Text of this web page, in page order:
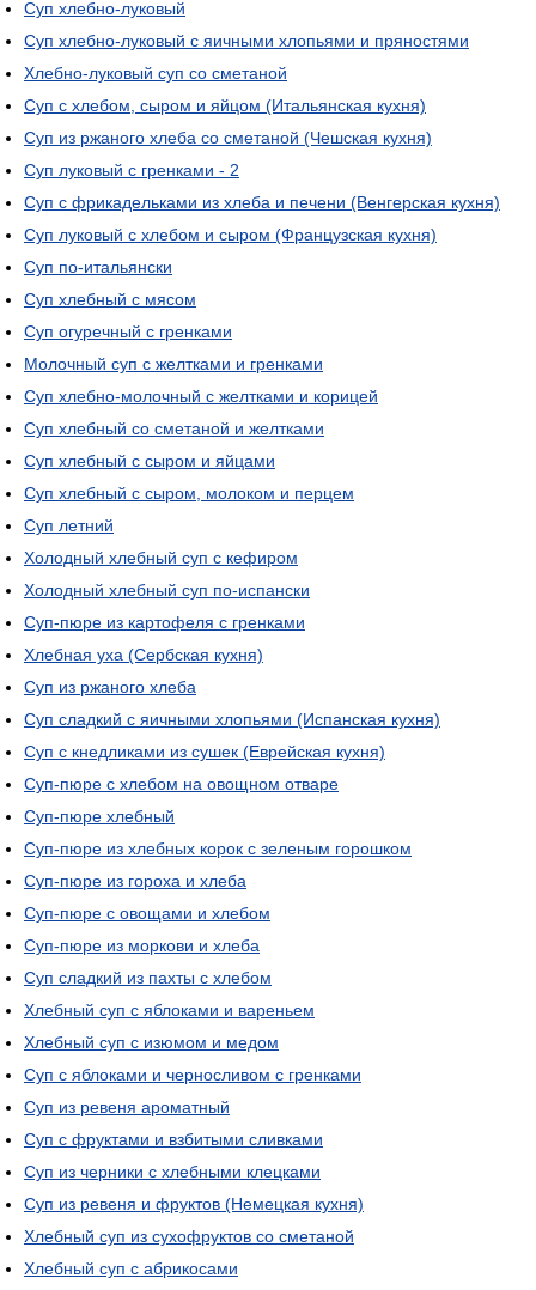
Суп хлебно-луковый
Суп хлебно-луковый с яичными хлопьями и пряностями
Хлебно-луковый суп со сметаной
Суп с хлебом, сыром и яйцом (Итальянская кухня)
Суп из ржаного хлеба со сметаной (Чешская кухня)
Суп луковый с гренками - 2
Суп с фрикадельками из хлеба и печени (Венгерская кухня)
Суп луковый с хлебом и сыром (Французская кухня)
Суп по-итальянски
Суп хлебный с мясом
Суп огуречный с гренками
Молочный суп с желтками и гренками
Суп хлебно-молочный с желтками и корицей
Суп хлебный со сметаной и желтками
Суп хлебный с сыром и яйцами
Суп хлебный с сыром, молоком и перцем
Суп летний
Холодный хлебный суп с кефиром
Холодный хлебный суп по-испански
Суп-пюре из картофеля с гренками
Хлебная уха (Сербская кухня)
Суп из ржаного хлеба
Суп сладкий с яичными хлопьями (Испанская кухня)
Суп с кнедликами из сушек (Еврейская кухня)
Суп-пюре с хлебом на овощном отваре
Суп-пюре хлебный
Суп-пюре из хлебных корок с зеленым горошком
Суп-пюре из гороха и хлеба
Суп-пюре с овощами и хлебом
Суп-пюре из моркови и хлеба
Суп сладкий из пахты с хлебом
Хлебный суп с яблоками и вареньем
Хлебный суп с изюмом и медом
Суп с яблоками и черносливом с гренками
Суп из ревеня ароматный
Суп с фруктами и взбитыми сливками
Суп из черники с хлебными клецками
Суп из ревеня и фруктов (Немецкая кухня)
Хлебный суп из сухофруктов со сметаной
Хлебный суп с абрикосами